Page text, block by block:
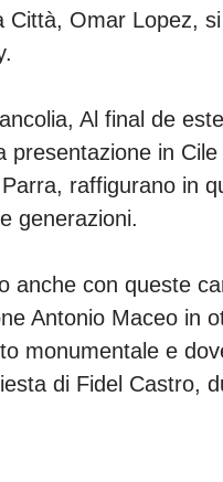
Omar Lopez,
Al final de
in Cile
raffigurano in
generazioni.
anche con queste
Antonio Maceo in
monumentale e
di Fidel Castro,